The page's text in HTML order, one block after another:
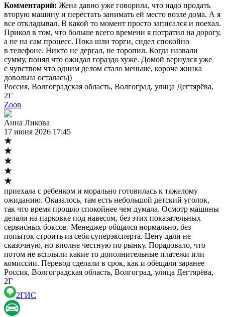
Комментарий: Жена давно уже говорила, что надо продать
вторую машину и перестать занимать ей место возле дома. А я
все откладывал. В какой то момент просто записался и поехал.
Прикол в том, что больше всего времени я потратил на дорогу,
а не на сам процесс. Пока шли торги, сидел спокойно
в телефоне. Никто не дергал, не торопил. Когда назвали
сумму, понял что ожидал гораздо хуже. Домой вернулся уже
с чувством что одним делом стало меньше, короче жинка
довольна осталась))
Россия, Волгоградская область, Волгоград, улица Дегтярёва,
2Г
Zoon
Анна Ликова
17 июня 2026 17:45
приехала с ребенком и морально готовилась к тяжелому
ожиданию. Оказалось, там есть небольшой детский уголок,
так что время прошло спокойнее чем думала. Осмотр машины
делали на парковке под навесом, без этих показательных
сервисных боксов. Менеджер общался нормально, без
попыток строить из себя суперэксперта. Цену дали не
сказочную, но вполне честную по рынку. Порадовало, что
потом не всплыли какие то дополнительные платежи или
комиссии. Перевод сделали в срок, как и обещали заранее
Россия, Волгоградская область, Волгоград, улица Дегтярёва,
2Г
2ГИС